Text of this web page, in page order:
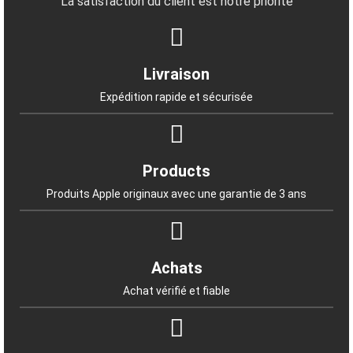
Livraison
Expédition rapide et sécurisée
Products
Produits Apple originaux avec une garantie de 3 ans
Achats
Achat vérifié et fiable